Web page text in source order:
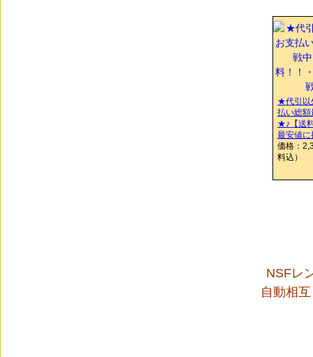
★代引以
払い総額
★♪【送
最安値
価格：
料込）
NSFレ
自動相